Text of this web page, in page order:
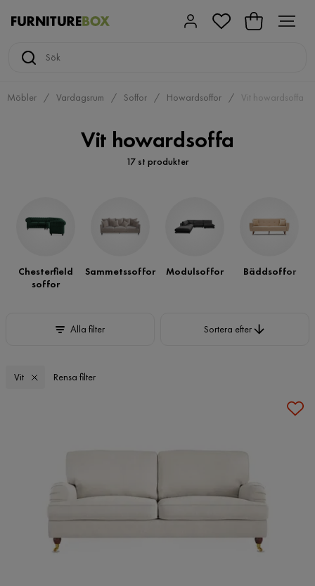
Möbler Vardagsrum Soffor Howardsoffor Vit howardsoffa
Vit howardsoffa
17 st produkter
Chesterfield
soffor
Sammetssoffor Modulsoffor Bäddsoffor
Alla filter Sortera efter
Vit Rensa filter